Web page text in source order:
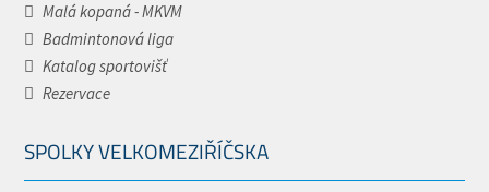
Malá kopaná - MKVM
Badmintonová liga
Katalog sportovišť
Rezervace
SPOLKY VELKOMEZIŘÍČSKA